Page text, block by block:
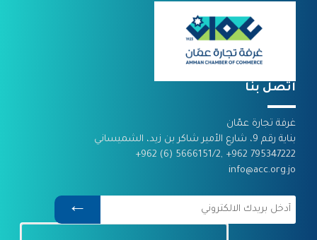
اتصل بنا
غرفة تجارة عمّان
بناية رقم 9، شارع الأمير شاكر بن زيد، الشميساني
795347222 962+ ,5666151/2 (6) 962+
info@acc.org.jo
←